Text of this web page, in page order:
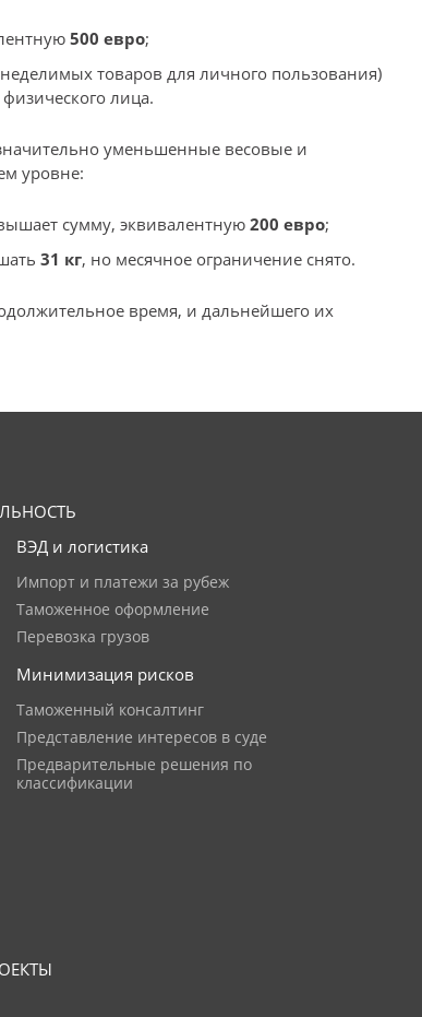
500 евро;
товаров для личного пользования)
лица.
уменьшенные весовые и
уровне:
сумму, эквивалентную 200 евро;
31 кг, но месячное ограничение снято.
время, и дальнейшего их
ВЭД и логистика
Импорт и платежи за рубеж
Таможенное оформление
Перевозка грузов
Минимизация рисков
Таможенный консалтинг
Представление интересов в суде
Предварительные решения по
классификации